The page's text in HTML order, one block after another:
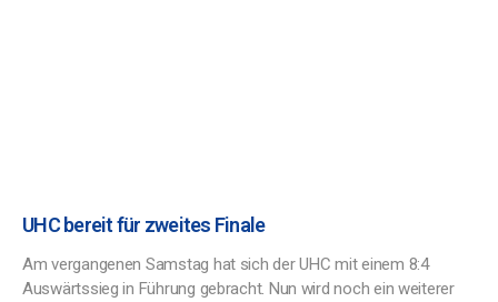
UHC bereit für zweites Finale
Am vergangenen Samstag hat sich der UHC mit einem 8:4
Auswärtssieg in Führung gebracht. Nun wird noch ein weiterer